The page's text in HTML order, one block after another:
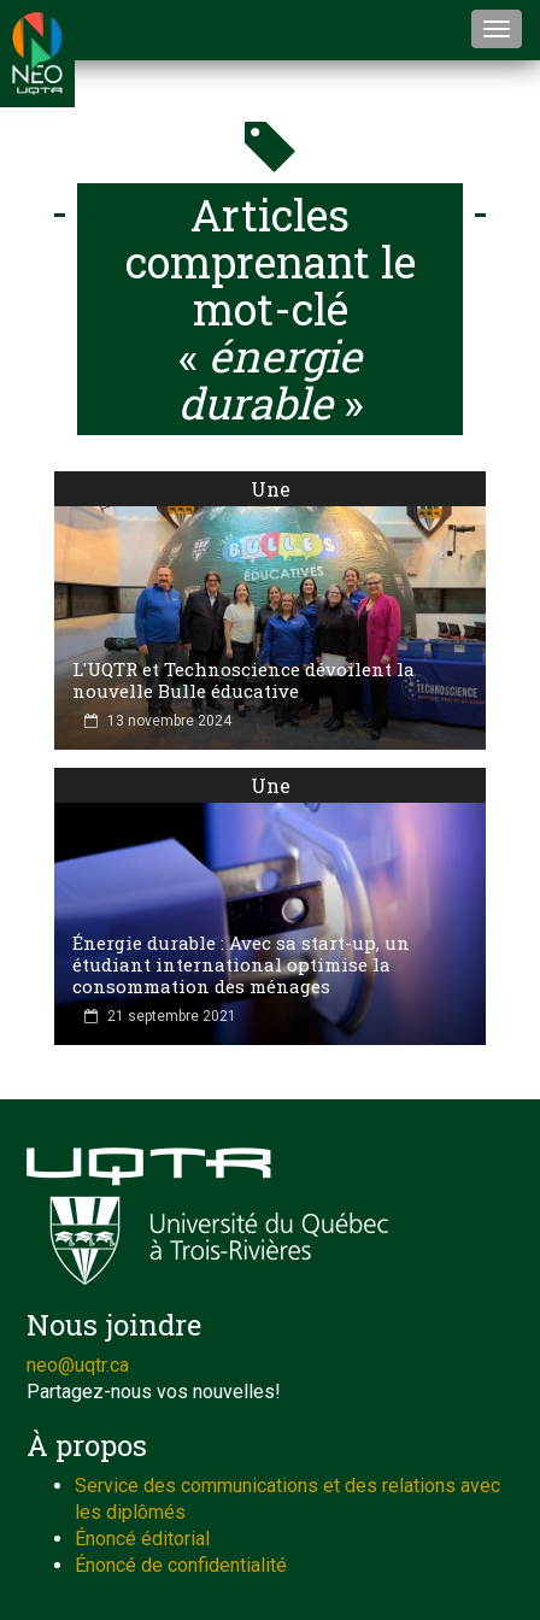
Articles
comprenant le
mot-clé
« énergie
durable»
Une
L'UQTR et Technoscience dévoilent la
nouvelle Bulle éducative
13 novembre 2024
Une
Énergie durable : Avec sa start-up, un
étudiant international optimise la
consommation des ménages
21 septembre 2021
Nous joindre
neo@uqtr.ca
Partagez-nous vos nouvelles!
À propos
Service des communications et des relations avec
les diplômés
Énoncé éditorial
Énoncé de confidentialité